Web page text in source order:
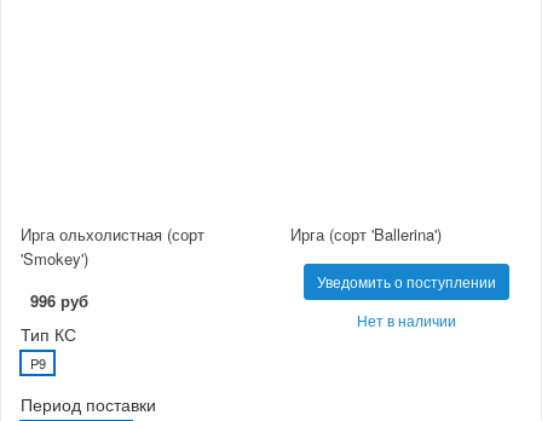
Ирга ольхолистная (сорт
'Smokey')
996 руб
Тип КС
P9
Период поставки
Ирга (сорт 'Ballerina')
Уведомить о поступлении
Нет в наличии